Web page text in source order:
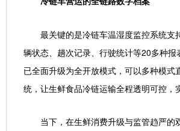
最关键的是冷链车温湿度监控系统
辆状态、趟次记录、行驶统计等20多种
已全面升级为全开放模式，可以多种模
统，让生鲜食品冷链运输全程透明可控，
当下，在生鲜消费升级与监管趋严的